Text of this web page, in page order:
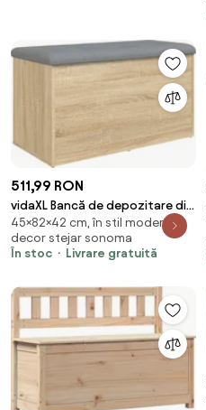
511,99 RON
vidaXL Bancă de depozitare din
stejar Sonoma, 82x42x45 cm,
lemn stratificat
45×82×42 cm, în stil modern,
decor stejar sonoma
În stoc
Livrare gratuită